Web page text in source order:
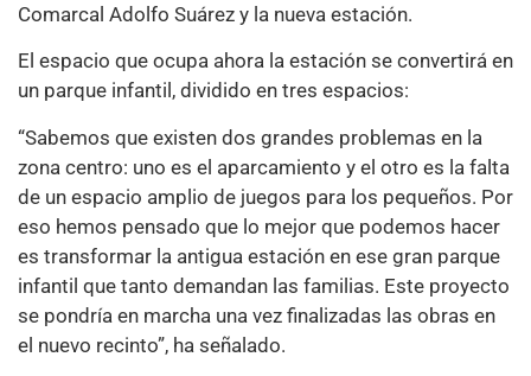
Comarcal Adolfo Suárez y la nueva estación.
El espacio que ocupa ahora la estación se convertirá en
un parque infantil, dividido en tres espacios:
“Sabemos que existen dos grandes problemas en la
zona centro: uno es el aparcamiento y el otro es la falta
de un espacio amplio de juegos para los pequeños. Por
eso hemos pensado que lo mejor que podemos hacer
es transformar la antigua estación en ese gran parque
infantil que tanto demandan las familias. Este proyecto
se pondría en marcha una vez finalizadas las obras en
el nuevo recinto”, ha señalado.